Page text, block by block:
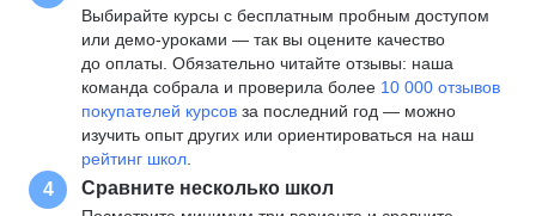
Выбирайте курсы с бесплатным пробным доступом
или демо-уроками — так вы оцените качество
до оплаты. Обязательно читайте отзывы: наша
команда собрала и проверила более 10 000 отзывов
покупателей курсов за последний год — можно
изучить опыт других или ориентироваться на наш
рейтинг школ
4 Сравните несколько школ